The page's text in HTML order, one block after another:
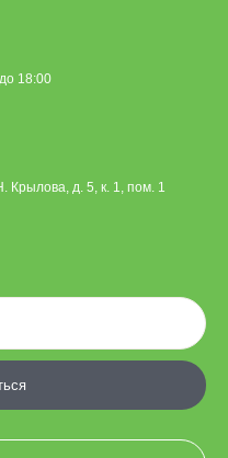
18:00
Крылова, д. 5, к. 1, пом. 1